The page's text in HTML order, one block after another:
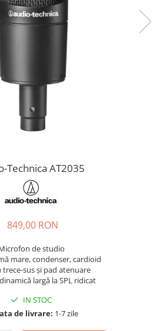
UPS si
iOS /
Technica AT2035
849,00 RON
de studio
mare, condenser, cardioid
sus și pad atenuare
largă la SPL ridicat
IN STOC
de livrare: 1-7 zile